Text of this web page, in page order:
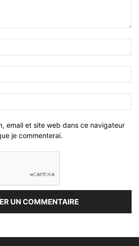
email et site web dans ce navigateur
je commenterai.